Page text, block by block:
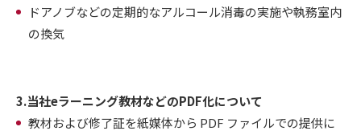
ドアノブなどの定期的なアルコール消毒の実施や執務室内
の換気
3.当社eラーニング教材などのPDF化について
教材および修了証を紙媒体から PDF ファイルでの提供に